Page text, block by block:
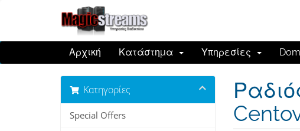
Αρχική Κατάστημα Υπηρεσίες
Κατηγορίες
Special Offers